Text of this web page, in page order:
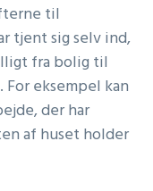
til
tjent sig selv ind,
fra bolig til
eksempel kan
der har
af huset holder